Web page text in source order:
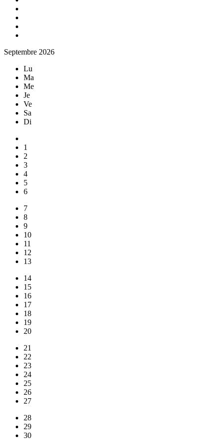
Septembre 2026
Lu
Ma
Me
Je
Ve
Sa
Di
1
2
3
4
5
6
7
8
9
10
11
12
13
14
15
16
17
18
19
20
21
22
23
24
25
26
27
28
29
30